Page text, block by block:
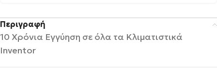
Περιγραφή
10 Χρόνια Εγγύηση σε όλα τα Κλιματιστικά
Inventor